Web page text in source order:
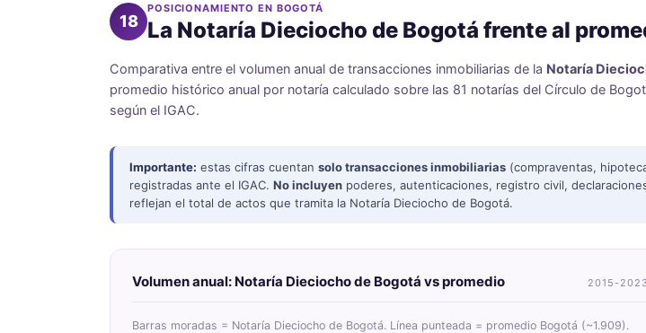
18
POSICIONAMIENTO EN BOGOTÁ
La Notaría Dieciocho de Bogotá frente al
Comparativa entre el volumen anual de transacciones inmobiliarias de la Notaría
promedio histórico anual por notaría calculado sobre las 81 notarías del Círculo de
según el IGAC.
Importante: estas cifras cuentan solo transacciones inmobiliarias (compraventas,
registradas ante el IGAC. No incluyen poderes, autenticaciones, registro civil,
reflejan el total de actos que tramita la Notaría Dieciocho de Bogotá.
Volumen anual: Notaría Dieciocho de Bogotá vs promedio 2015-2023
Barras moradas = Notaría Dieciocho de Bogotá. Línea punteada = promedio Bogotá (~1.909).